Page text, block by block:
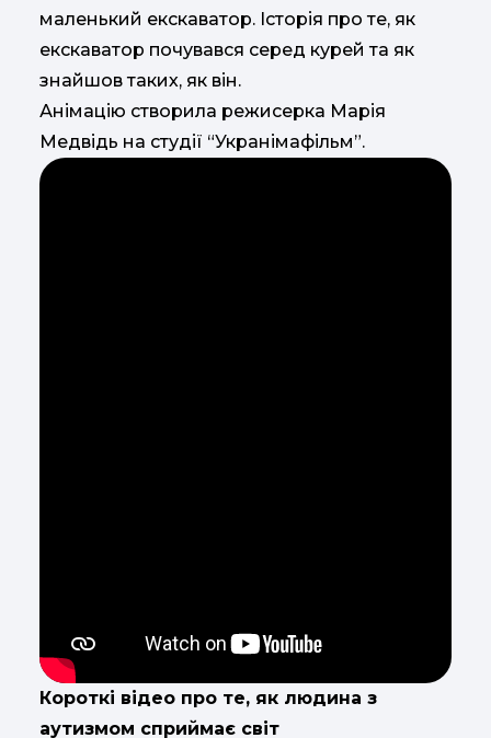
маленький екскаватор. Історія про те, як
екскаватор почувався серед курей та як
знайшов таких, як він.
Анімацію створила режисерка Марія
Медвідь на студії “Укранімафільм”.
Короткі відео про те, як людина з
аутизмом сприймає світ